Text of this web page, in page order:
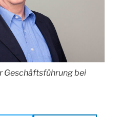
Geschäftsführung bei